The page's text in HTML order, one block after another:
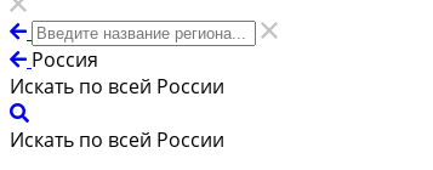
Россия
Искать по всей России
Искать по всей России